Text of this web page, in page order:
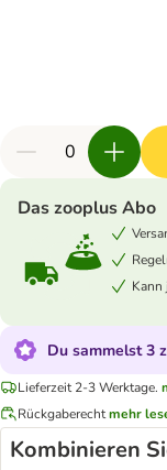
Das zooplus Abo
Kann
Du sammelst 3
Lieferzeit 2-3 Werktage.
Rückgaberechtmehr
Kombinieren